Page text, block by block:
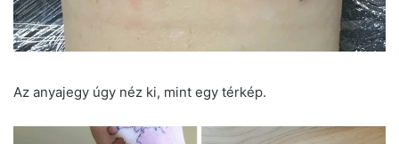
Az anyajegy úgy néz ki, mint egy térkép.